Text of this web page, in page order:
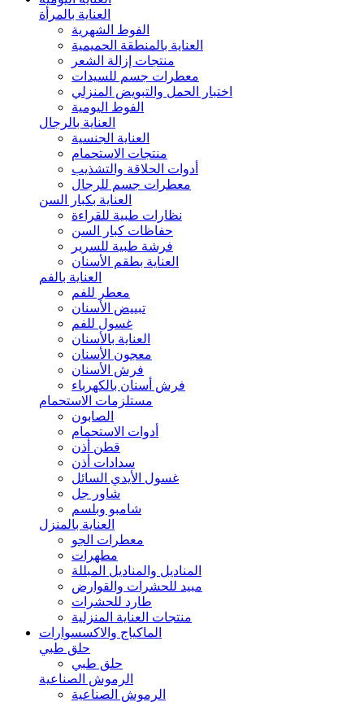
العناية بالمرأة
الفوط الشهرية
العناية بالمنطقة الحميمية
منتجات إزالة الشعر
معطرات جسم للسيدات
اختبار الحمل والتبويض المنزلي
الفوط اليومية
العناية بالرجال
العناية الجنسية
منتجات الاستحمام
أدوات الحلاقة والتشذيب
معطرات جسم للرجال
العناية بكبار السن
نظارات طبية للقراءة
حفاظات كبار السن
فرشة طبية للسرير
العناية بطقم الأسنان
العناية بالفم
معطر للفم
تبييض الأسنان
غسول للفم
العناية بالأسنان
معجون الأسنان
فرش الأسنان
فرش أسنان بالكهرباء
مستلزمات الاستحمام
الصابون
أدوات الاستحمام
قطن أذن
سدادات أذن
غسول الأيدي السائل
شاور جل
شامبو وبلسم
العناية بالمنزل
معطرات الجو
مطهرات
المناديل والمناديل المبللة
مبيد للحشرات والقوارض
طارد للحشرات
منتجات العناية المنزلية
الماكياج والاكسسوارات
حلق طبي
حلق طبي
الرموش الصناعية
الرموش الصناعية